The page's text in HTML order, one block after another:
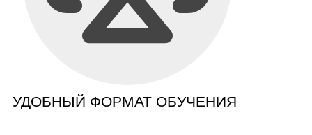
УДОБНЫЙ ФОРМАТ ОБУЧЕНИЯ